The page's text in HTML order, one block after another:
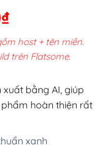
₫Giá
hiện
tại
200,000₫.
host + tên miền.
trên Flatsome.
bằng AI, giúp
hoàn thiện rất
xanh